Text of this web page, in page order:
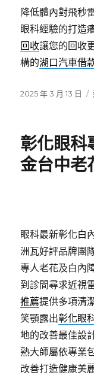
降低體內對飛秒
眼科經驗的打造
回收讓您的回收
構的湖口汽車借
發
2025 年 3 月 13 日
彰化眼科
金台中老
眼科最新彰化白
洲瓦好評品牌團
專人老花及白內
到診間尋求近視
推薦提供多項清
笑顎露出彰化眼
地的改善最佳設
熟大師屬依專業
改善打造健康美